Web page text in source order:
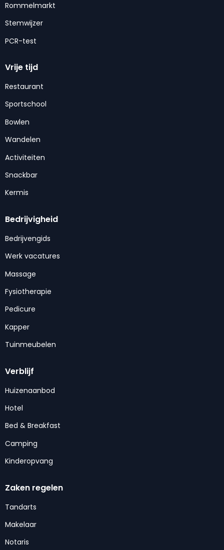
Rommelmarkt
Stemwijzer
PCR-test
Vrije tijd
Restaurant
Sportschool
Bowlen
Wandelen
Activiteiten
Snackbar
Kermis
Bedrijvigheid
Bedrijvengids
Werk vacatures
Massage
Fysiotherapie
Pedicure
Kapper
Tuinmeubelen
Verblijf
Huizenaanbod
Hotel
Bed & Breakfast
Camping
Kinderopvang
Zaken regelen
Tandarts
Makelaar
Notaris